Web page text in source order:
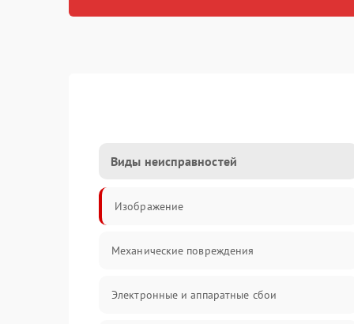
Виды неисправностей
Изображение
Механические повреждения
Электронные и аппаратные сбои